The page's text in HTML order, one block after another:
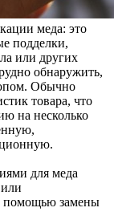
меда: это
подделки,
или других
обнаружить,
Обычно
товара, что
на несколько
для меда
помощью замены